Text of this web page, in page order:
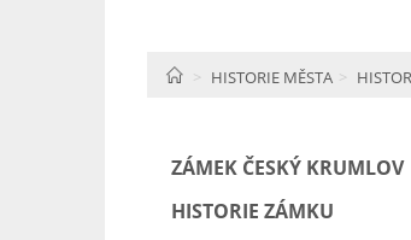
HOMEHISTORIE MĚSTA
ZÁMEK ČESKÝ KRUMLOV
HISTORIE ZÁMKU